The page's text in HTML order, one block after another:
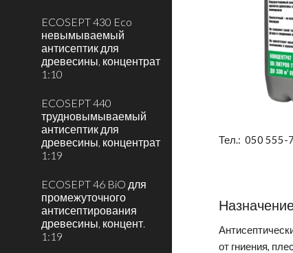
ECOSEPT 430 Eco
невымываемый
антисептик для
древесины, концентрат
1:10
ECOSEPT 440
трудновымываемый
антисептик для
древесины, концентрат
1:19
ECOSEPT 46 BiO для
промежуточного
антисептирования
древесины, концент.
1:19
Тел.: 050 555-
от гниения,